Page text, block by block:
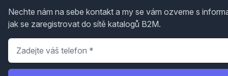
Nechte nám na sebe kontakt a my se vám ozveme s
jak se zaregistrovat do sítě katalogů B2M.
Telefon